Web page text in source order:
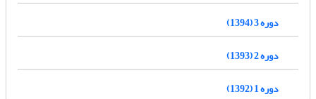
دوره 3 (1394)
دوره 2 (1393)
دوره 1 (1392)